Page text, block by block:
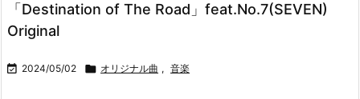
「Destination of The Road」feat.No.7(SEVEN)
Original
 2024/05/02  オリジナル曲 , 音楽